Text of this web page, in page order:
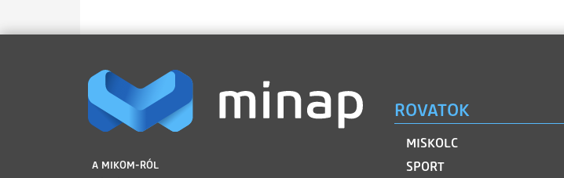
LÁBLÉC
A MIKOM-RÓL
ROVATOK
MISKOLC
SPORT